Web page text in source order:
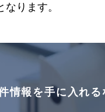
ります。
情報を手に入れ